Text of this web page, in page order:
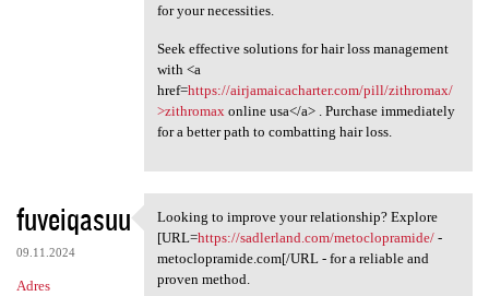
for your necessities.
Seek effective solutions for hair loss management
with <a
href=https://airjamaicacharter.com/pill/zithromax/
>zithromax online usa</a> . Purchase immediately
for a better path to combatting hair loss.
fuveiqasuu
09.11.2024
Adres
Looking to improve your
Looking to improve your relationship? Explore
[URL=https://sadlerland.com/metoclopramide/-
metoclopramide.com[/URL - for a reliable and
proven method.